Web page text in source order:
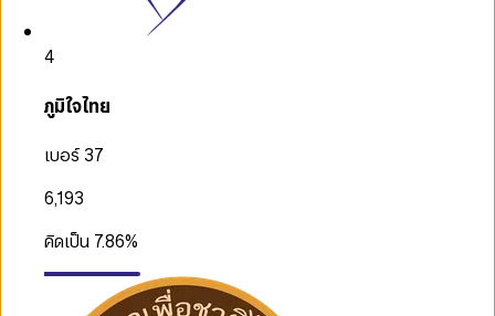
4
ภูมิใจไทย
เบอร์ 37
6,193
คิดเป็น 7.86%